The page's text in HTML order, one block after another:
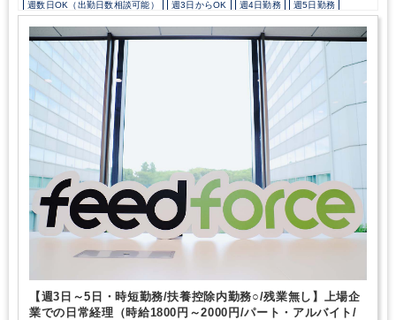
週数日OK（出勤日数相談可能） 週3日からOK 週4日勤務 週5日勤務
時短勤務の相談OK 勤務開始時間の相談OK 勤務終了時間の相談OK 朝遅め
10時以降出社OK 定時早め 1日5時間以内でもOK
時短OK 1日7時間未満勤務OK 扶養控除内 駅から徒歩5分以内
オフィスカジュアルOK 少人数の職場（所属部門の人数3人以下）
ルーティンワークがメイン 業務手順等のOJT
業界知識・専門用語等のOJT 完全週休2日制 英語力不要
freee
【週3日～5日・時短勤務/扶養控除内勤務○/残業無し】上場企
業での日常経理（時給1800円～2000円/パート・アルバイト/